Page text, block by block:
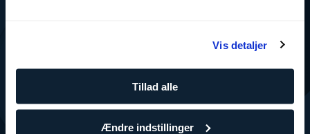
Vis detaljer
Tillad alle
Ændre indstillinger
Personlig træning